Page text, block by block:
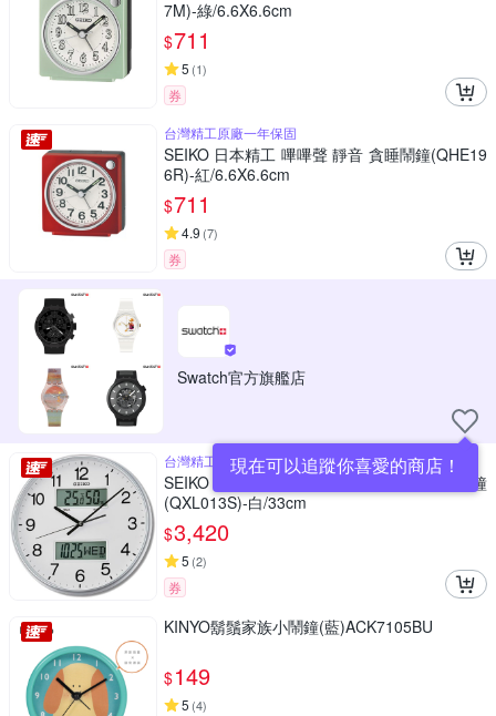
7M)-綠/6.6X6.6cm
$711
5 (1)
券
台灣精工原廠一年保固
SEIKO 日本精工 嗶嗶聲 靜音 貪睡鬧鐘(QHE19
6R)-紅/6.6X6.6cm
$711
4.9 (7)
券
Swatch官方旗艦店
現在可以追蹤你喜愛的商店！
台灣精工原廠一年保固
SEIKO 日本精工 雙顯 溫度/溼度/日期 靜音掛鐘
(QXL013S)-白/33cm
$3,420
5 (2)
券
KINYO鬍鬚家族小鬧鐘(藍)ACK7105BU
$149
5 (4)